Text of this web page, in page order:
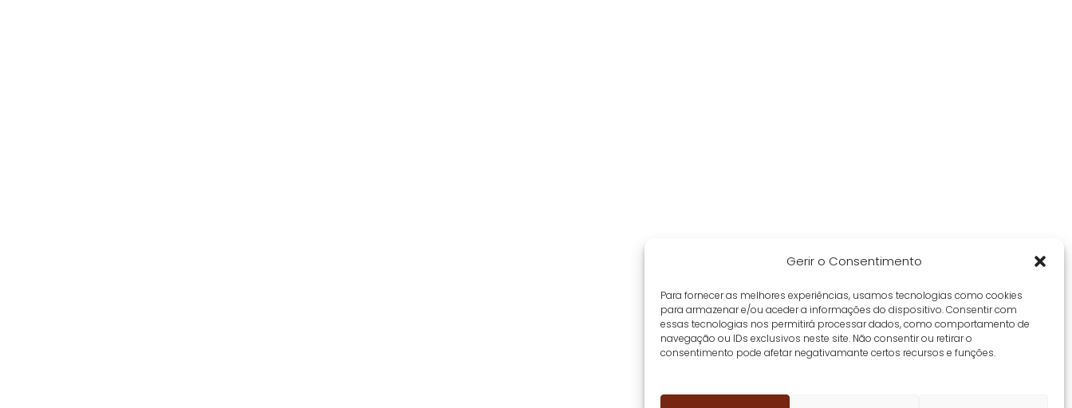
Gerir o Consentimento
Para fornecer as melhores experiências, usamos tecnologias como cookies
para armazenar e/ou aceder a informações do dispositivo. Consentir com
essas tecnologias nos permitirá processar dados, como comportamento de
navegação ou IDs exclusivos neste site. Não consentir ou retirar o
consentimento pode afetar negativamante certos recursos e funções.